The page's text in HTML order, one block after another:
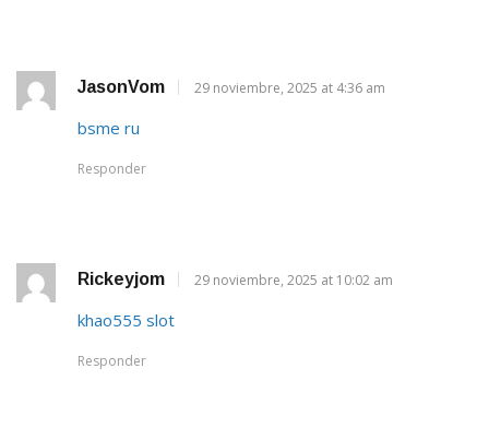
JasonVom 29 noviembre, 2025 at 4:36 am
bsme ru
Responder
Rickeyjom 29 noviembre, 2025 at 10:02 am
khao555 slot
Responder